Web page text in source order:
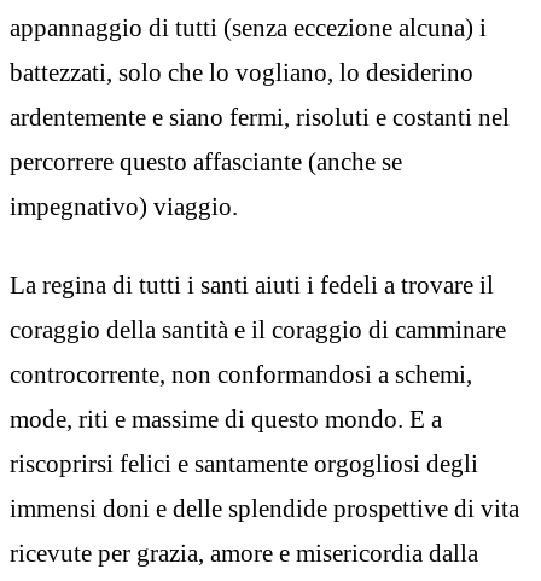
appannaggio di tutti (senza eccezione alcuna) i
battezzati, solo che lo vogliano, lo desiderino
ardentemente e siano fermi, risoluti e costanti nel
percorrere questo affasciante (anche se
impegnativo) viaggio.
La regina di tutti i santi aiuti i fedeli a trovare il
coraggio della santità e il coraggio di camminare
controcorrente, non conformandosi a schemi,
mode, riti e massime di questo mondo. E a
riscoprirsi felici e santamente orgogliosi degli
immensi doni e delle splendide prospettive di vita
ricevute per grazia, amore e misericordia dalla